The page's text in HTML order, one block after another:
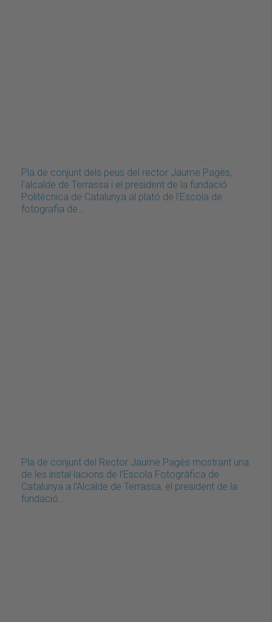
Pla de conjunt dels peus del rector Jaume Pagès,
l'alcalde de Terrassa i el president de la fundació
Politècnica de Catalunya al plató de l'Escola de
fotografia de…
Pla de conjunt del Rector Jaume Pagès mostrant una
de les instal·lacions de l'Escola Fotogràfica de
Catalunya a l'Alcalde de Terrassa, el president de la
fundació…